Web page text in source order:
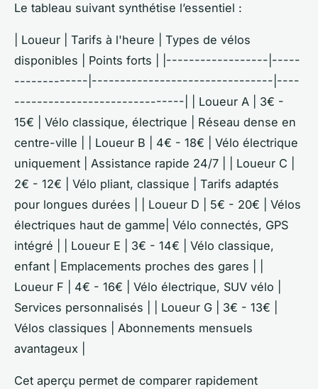
Le tableau suivant synthétise l’essentiel :
| Loueur | Tarifs à l'heure | Types de vélos
disponibles | Points forts | |------------------|-----
-------------|--------------------------------|----
------------------------------| | Loueur A | 3€ -
15€ | Vélo classique, électrique | Réseau dense en
centre-ville | | Loueur B | 4€ - 18€ | Vélo électrique
uniquement | Assistance rapide 24/7 | | Loueur C |
2€ - 12€ | Vélo pliant, classique | Tarifs adaptés
pour longues durées | | Loueur D | 5€ - 20€ | Vélos
électriques haut de gamme| Vélo connectés, GPS
intégré | | Loueur E | 3€ - 14€ | Vélo classique,
enfant | Emplacements proches des gares | |
Loueur F | 4€ - 16€ | Vélo électrique, SUV vélo |
Services personnalisés | | Loueur G | 3€ - 13€ |
Vélos classiques | Abonnements mensuels
avantageux |
Cet aperçu permet de comparer rapidement